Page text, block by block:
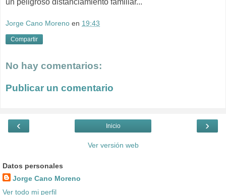
Jorge Cano Moreno en 19:43
Compartir
No hay comentarios:
Publicar un comentario
‹ ›
Inicio
Ver versión web
Datos personales
Jorge Cano Moreno
Ver todo mi perfil